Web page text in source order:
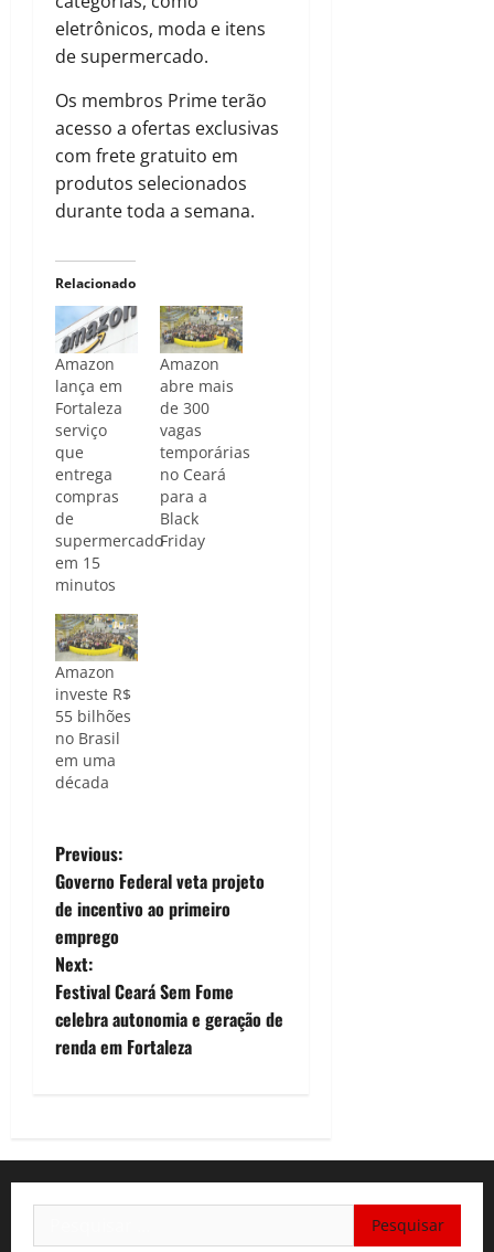
eletrônicos, moda e itens
de supermercado.
Os membros Prime terão
acesso a ofertas exclusivas
com frete gratuito em
produtos selecionados
durante toda a semana.
Relacionado
Amazon
lança em
Fortaleza
serviço
que
entrega
compras
de
supermercado
em 15
minutos
Amazon
abre mais
de 300
vagas
temporárias
no Ceará
para a
Black
Friday
Amazon
investe R$
55 bilhões
no Brasil
em uma
década
P
o
s
t
n
i
g
Previous:
Governo Federal veta projeto
de incentivo ao primeiro
emprego
Next:
Festival Ceará Sem Fome
celebra autonomia e geração de
renda em Fortaleza
por: